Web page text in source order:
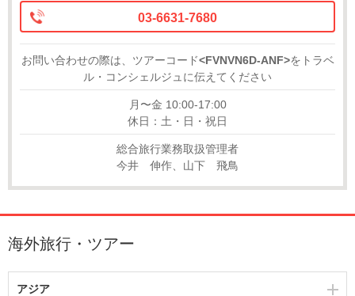
03-6631-7680
お問い合わせの際は、ツアーコード<FVNVN6D-ANF>をトラベ
ル・コンシェルジュに伝えてください
月〜金 10:00-17:00
休日：土・日・祝日
総合旅行業務取扱管理者
今井 伸作、山下 飛鳥
海外旅行・ツアー
アジア